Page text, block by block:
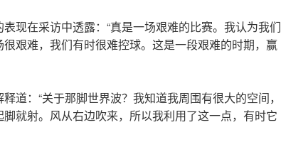
现在采访中透露：“真是一场艰难的比赛。我认为我们
艰难，我们有时很难控球。这是一段艰难的时期，赢
道：“关于那脚世界波？我知道我周围有很大的空间，
就射。风从右边吹来，所以我利用了这一点，有时它